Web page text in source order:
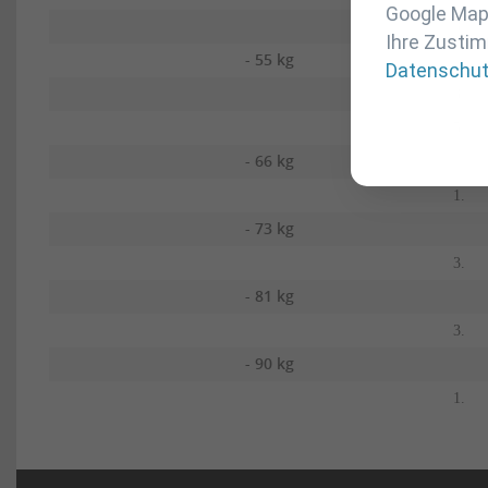
- 55 kg
- 66 kg
1.
- 73 kg
3.
- 81 kg
3.
- 90 kg
1.
Google
Ihre